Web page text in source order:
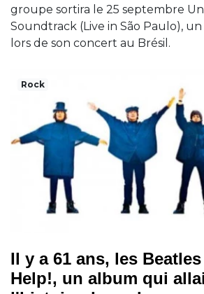
groupe sortira le 25 septembre
Soundtrack (Live in São Paulo),
lors de son concert au Brésil.
Rock
Il y a 61 ans, les
Help!, un album qui